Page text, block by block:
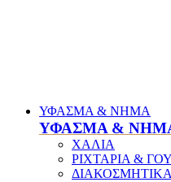
ΥΦΑΣΜΑ & ΝΗΜΑ
ΥΦΑΣΜΑ &
ΧΑΛΙΑ
ΡΙΧΤΑΡΙΑ &